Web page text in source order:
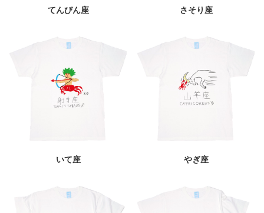
てんびん座 さそり座
いて座 やぎ座